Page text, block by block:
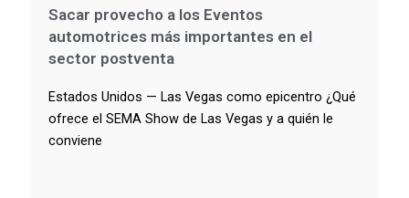
Sacar provecho a los Eventos
automotrices más importantes en el
sector postventa
Estados Unidos — Las Vegas como epicentro ¿Qué
ofrece el SEMA Show de Las Vegas y a quién le
conviene